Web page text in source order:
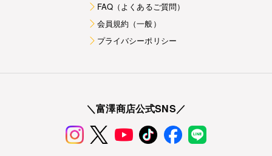
FAQ（よくあるご質問）
会員規約（一般）
プライバシーポリシー
＼富澤商店公式SNS／